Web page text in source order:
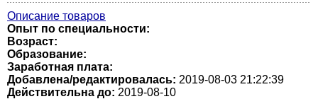
Описание товаров
Опыт по специальности:
Возраст:
Образование:
Заработная плата:
Добавлена/редактировалась: 2019-08-03 21:22:39
Действительна до: 2019-08-10